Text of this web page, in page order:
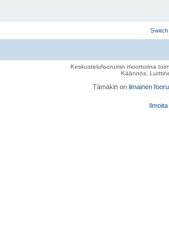
Keskustelufoorumin moottorina
Käännös,
Tämäkin on ilmainen